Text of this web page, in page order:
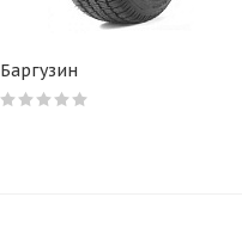
Баргузин